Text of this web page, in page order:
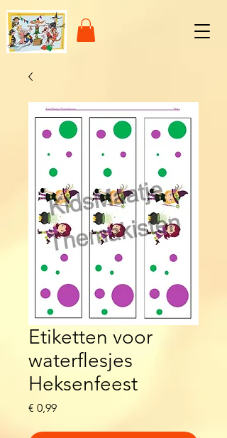
Etiketten voor
waterflesjes
Heksenfeest
€ 0,99Prijs